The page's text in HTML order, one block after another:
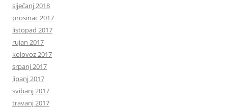
siječanj 2018
prosinac 2017
listopad 2017
rujan 2017
kolovoz 2017
srpanj 2017
lipanj 2017
svibanj 2017
travanj 2017